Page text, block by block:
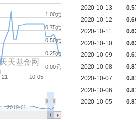
21 10-05
2019-01
0.00元
0.25元
0.50元
0.75元
1.00元
天天基金网
2020-10-13
2020-10-12
2020-10-11
2020-10-10
2020-10-09
2020-10-08
2020-10-07
2020-10-06
2020-10-05